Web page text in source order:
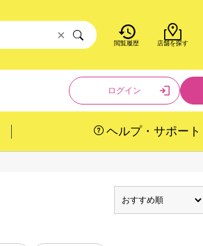
閲覧履歴 店舗を探す
×
ログイン
ヘルプ・サポート